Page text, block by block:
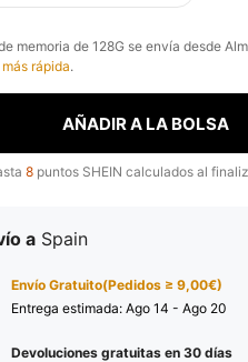
memoria de 128G se envía desde
rápida.
AÑADIR A LA BOLSA
8 puntos SHEIN calculados al
a Spain
Envío Gratuito(Pedidos ≥ 9,00€)
Entrega estimada: Ago 14 - Ago 20
Devoluciones gratuitas en 30 días